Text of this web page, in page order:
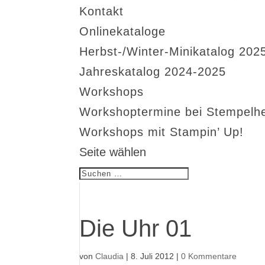
Kontakt
Onlinekataloge
Herbst-/Winter-Minikatalog
Jahreskatalog 2024-2025
Workshops
Workshoptermine bei
Workshops mit Stampin’ Up!
Seite wählen
Die Uhr 01
vonClaudia |8. Juli 2012 |0 Kommentare